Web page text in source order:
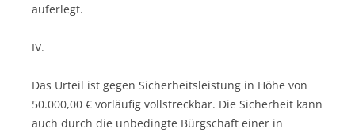
auferlegt.
IV.
Das Urteil ist gegen Sicherheitsleistung in Höhe von
50.000,00 € vorläufig vollstreckbar. Die Sicherheit kann
auch durch die unbedingte Bürgschaft einer in